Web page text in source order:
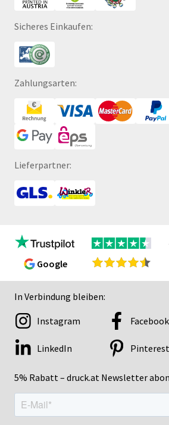
Sicheres Einkaufen:
Zahlungsarten:
Lieferpartner:
Google
In Verbindung bleiben:
5% Rabatt – druck.at Newsletter
Instagram Facebook
LinkedIn Pinterest